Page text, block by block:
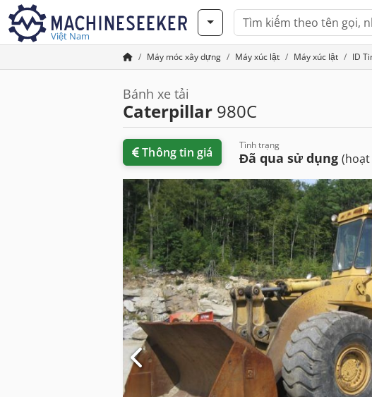
Việt Nam
Máy móc xây dựng Máy xúc lật Máy xúc lật ID
Bánh xe tải
Caterpillar 980C
Thông tin giá Tình trạng
Đã qua sử dụng